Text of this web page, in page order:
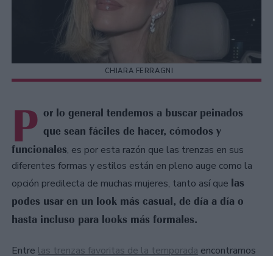
CHIARA FERRAGNI
P or lo general tendemos a buscar peinados
que sean fáciles de hacer, cómodos y
funcionales, es por esta razón que las trenzas en sus
diferentes formas y estilos están en pleno auge como la
opción predilecta de muchas mujeres, tanto así que las
podes usar en un look más casual, de día a día o
hasta incluso para looks más formales.
Entre las trenzas favoritas de la temporada encontramos